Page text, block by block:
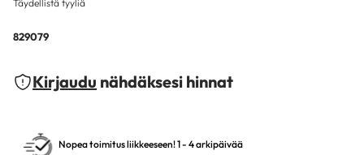
Täydellistä tyyliä
829079
Kirjaudu nähdäksesi hinnat
Nopea toimitus liikkeeseen! 1 - 4 arkipäivää